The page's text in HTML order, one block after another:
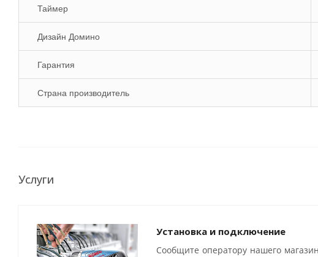
Таймер
Дизайн Домино
Гарантия
Страна производитель
Услуги
Установка и подключение
Сообщите оператору нашего